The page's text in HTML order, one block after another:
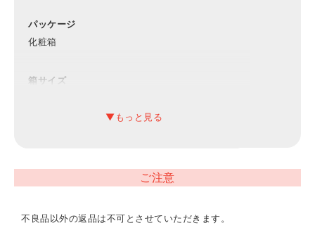
パッケージ
化粧箱
箱サイズ
プレート6.0（直径16.5×高さ1.8cm）
電子レンジ、食洗器での使用が可能となっております。
ご注意
不良品以外の返品は不可とさせていただきます。